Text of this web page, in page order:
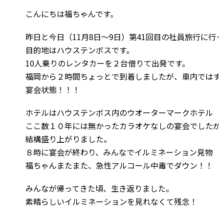
こんにちは福ちゃんです。
昨日と今日（11月8日～9日）第41回目の社員旅行に行
目的地はハウステンボスです。
10人乗りのレンタカーを２台借りて出発です。
福岡から２時間ちょっとで到着しましたが、車内では
宴会状態！！！
ホテルはハウステンボス内のウオーターマークホテル
ここ数１０年には無かったカラオケなしの宴会でしたが
結構盛り上がりました。
８時に宴会が終わり、みんなでイルミネーション見物
福ちゃんまたまた、急性アルコール中毒でダウン！！
みんなが帰ってきた頃、生き返りました。
素晴らしいイルミネーションを見れなくて残念！